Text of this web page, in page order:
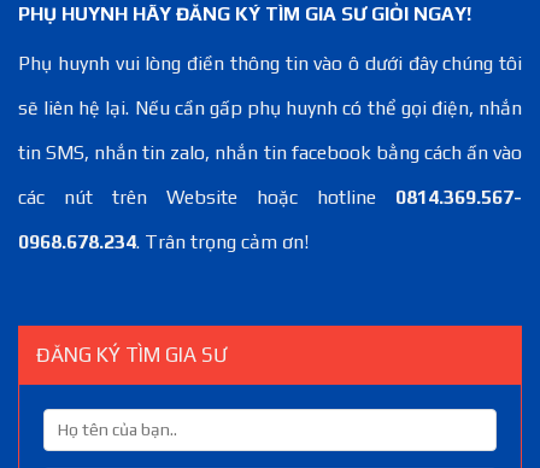
PHỤ HUYNH HÃY ĐĂNG KÝ TÌM GIA SƯ GIỎI NGAY!
Phụ huynh vui lòng điền thông tin vào ô dưới đây chúng tôi
sẽ liên hệ lại. Nếu cần gấp phụ huynh có thể gọi điện, nhắn
tin SMS, nhắn tin zalo, nhắn tin facebook bằng cách ấn vào
các nút trên Website hoặc hotline 0814.369.567-
0968.678.234. Trân trọng cảm ơn!
ĐĂNG KÝ TÌM GIA SƯ